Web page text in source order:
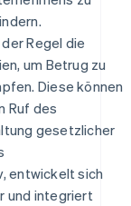
Regel die
um Betrug zu
Diese können
Ruf des
gesetzlicher
entwickelt sich
und integriert